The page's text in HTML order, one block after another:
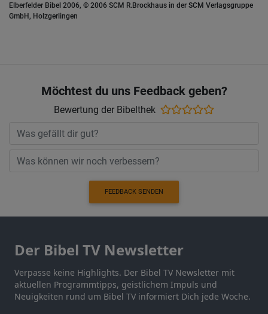
Elberfelder Bibel 2006, © 2006 SCM R.Brockhaus in der SCM Verlagsgruppe
GmbH, Holzgerlingen
Möchtest du uns Feedback geben?
Bewertung der Bibelthek
FEEDBACK SENDEN
Der Bibel TV Newsletter
Verpasse keine Highlights. Der Bibel TV Newsletter mit
aktuellen Programmtipps, geistlichem Impuls und
Neuigkeiten rund um Bibel TV informiert Dich jede Woche.